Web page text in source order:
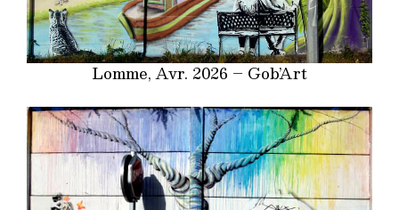
Lomme, Avr. 2026 – Gob’Art